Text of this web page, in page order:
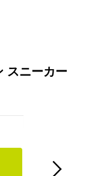
スニーカー